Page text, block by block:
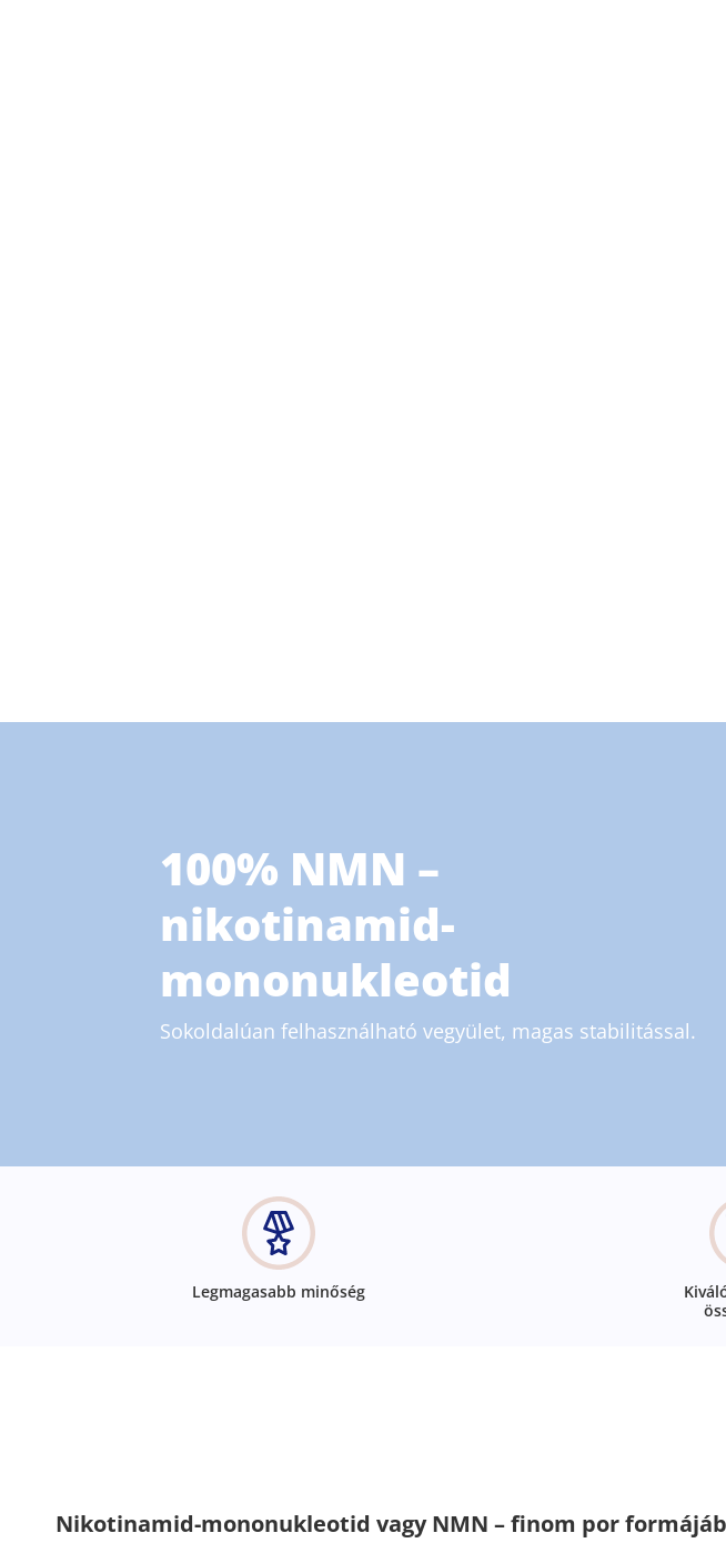
100% NMN –
nikotinamid-
mononukleotid
Sokoldalúan felhasználható vegyület, magas stabilitással.
Legmagasabb minőség
Nikotinamid-mononukleotid vagy NMN – finom por